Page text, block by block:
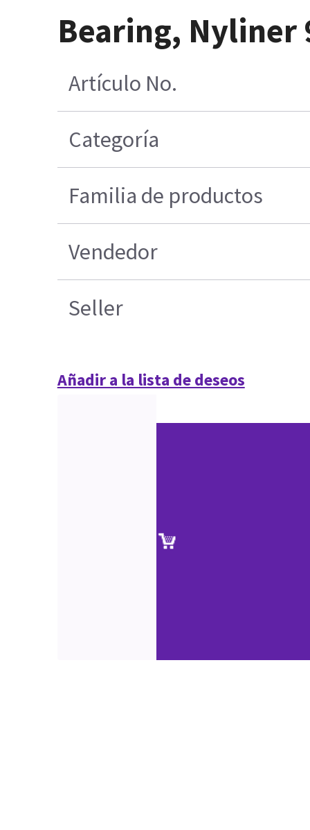
Bearing, Nyliner
Artículo No.
Categoría
Familia de productos
Vendedor
Seller
Añadir a la lista de deseos